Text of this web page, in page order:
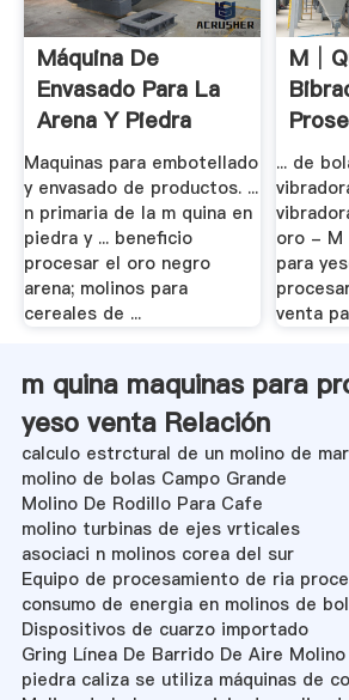
Máquina De
Envasado Para La
Arena Y Piedra
Maquinas para embotellado
y envasado de productos. ...
n primaria de la m quina en
piedra y ... beneficio
procesar el oro negro
arena; molinos para
cereales de ...
... de
oro - M
para
venta
m quina maquinas para
yeso venta Relación
calculo estrctural de un molino de
molino de bolas Campo Grande
Molino De Rodillo Para Cafe
molino turbinas de ejes vrticales
asociaci n molinos corea del sur
Equipo de procesamiento de ria
consumo de energia en molinos de
Dispositivos de cuarzo importado
Gring Línea De Barrido De Aire Molino
piedra caliza se utiliza máquinas de